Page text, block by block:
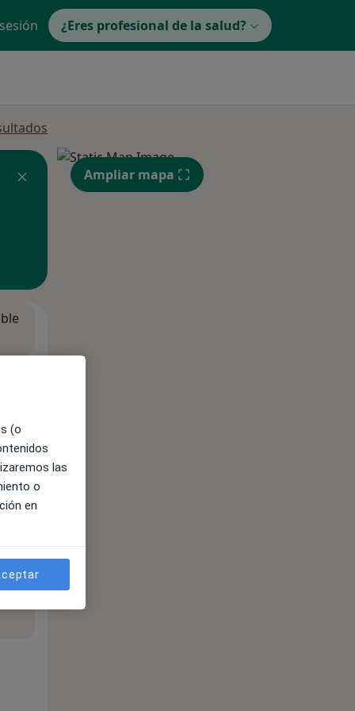
¿Eres profesional de la salud?
Ampliar mapa
(o
las
o
en